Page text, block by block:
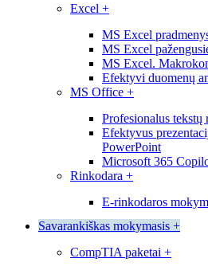
Excel +
MS Excel
MS Excel
MS Excel.
Efektyvi duomenų
MS Office +
Profesionalus tekstų
Efektyvus
PowerPoint
Microsoft 365
Rinkodara +
E-rinkodaros
Savarankiškas mokymasis +
CompTIA paketai +